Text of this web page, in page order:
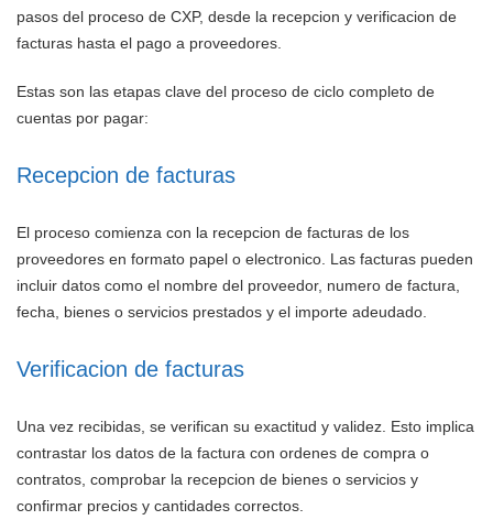
pasos del proceso de CXP, desde la recepcion y verificacion de
facturas hasta el pago a proveedores.
Estas son las etapas clave del proceso de ciclo completo de
cuentas por pagar:
Recepcion de facturas
El proceso comienza con la recepcion de facturas de los
proveedores en formato papel o electronico. Las facturas pueden
incluir datos como el nombre del proveedor, numero de factura,
fecha, bienes o servicios prestados y el importe adeudado.
Verificacion de facturas
Una vez recibidas, se verifican su exactitud y validez. Esto implica
contrastar los datos de la factura con ordenes de compra o
contratos, comprobar la recepcion de bienes o servicios y
confirmar precios y cantidades correctos.